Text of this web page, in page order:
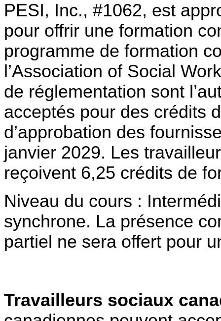
PESI, Inc., #1062, est
pour offrir une formation
programme de formation
l’Association of Social
de réglementation sont
acceptés pour des crédits
d’approbation des
janvier 2029. Les
reçoivent 6,25 crédits de
Niveau du cours :
synchrone. La présence
partiel ne sera offert pour
Travailleurs sociaux